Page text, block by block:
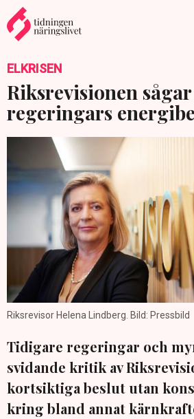
ELKRISEN
Riksrevisionen
regeringars
Riksrevisor Helena Lindberg. Bild: Pressbild
Tidigare regeringar och
svidande kritik av
kortsiktiga beslut utan
kring bland annat